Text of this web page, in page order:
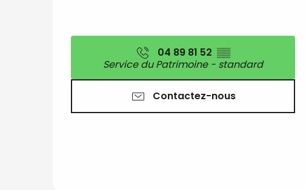
04 89 81 52 ▒▒
Service du Patrimoine - standard
Contactez-nous